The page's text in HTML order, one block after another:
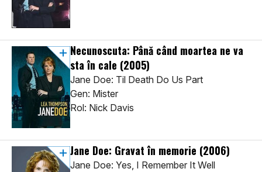
Necunoscuta: Până când moartea ne va
sta în cale (2005)
Jane Doe: Til Death Do Us Part
Gen: Mister
Rol: Nick Davis
Jane Doe: Gravat în memorie (2006)
Jane Doe: Yes, I Remember It Well